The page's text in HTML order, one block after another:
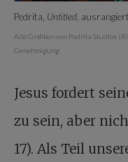
Pedrita, Untitled ,
Alle Grafiken von Pedrita Studios
Genehmigung.
Jesus fordert
zu sein, aber
17). Als Teil